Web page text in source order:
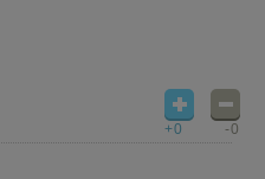
+0 -0